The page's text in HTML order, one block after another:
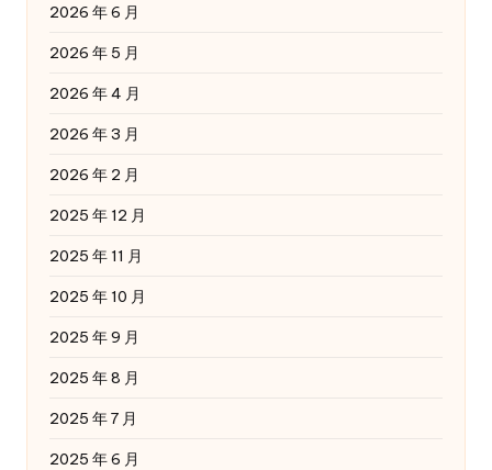
2026 年 6 月
2026 年 5 月
2026 年 4 月
2026 年 3 月
2026 年 2 月
2025 年 12 月
2025 年 11 月
2025 年 10 月
2025 年 9 月
2025 年 8 月
2025 年 7 月
2025 年 6 月